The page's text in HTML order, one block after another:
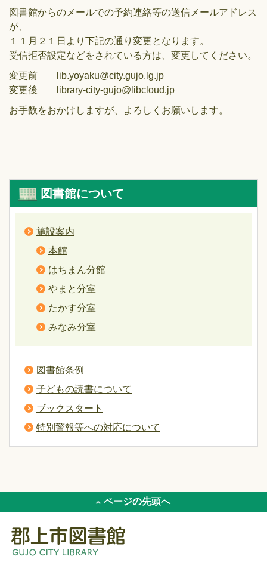
図書館からのメールでの予約連絡等の送信メールアドレス
が、
１１月２１日より下記の通り変更となります。
受信拒否設定などをされている方は、変更してください。
変更前 lib.yoyaku@city.gujo.lg.jp
変更後 library-city-gujo@libcloud.jp
お手数をおかけしますが、よろしくお願いします。
図書館について
施設案内
本館
はちまん分館
やまと分室
たかす分室
みなみ分室
図書館条例
子どもの読書について
ブックスタート
特別警報等への対応について
ページの先頭へ